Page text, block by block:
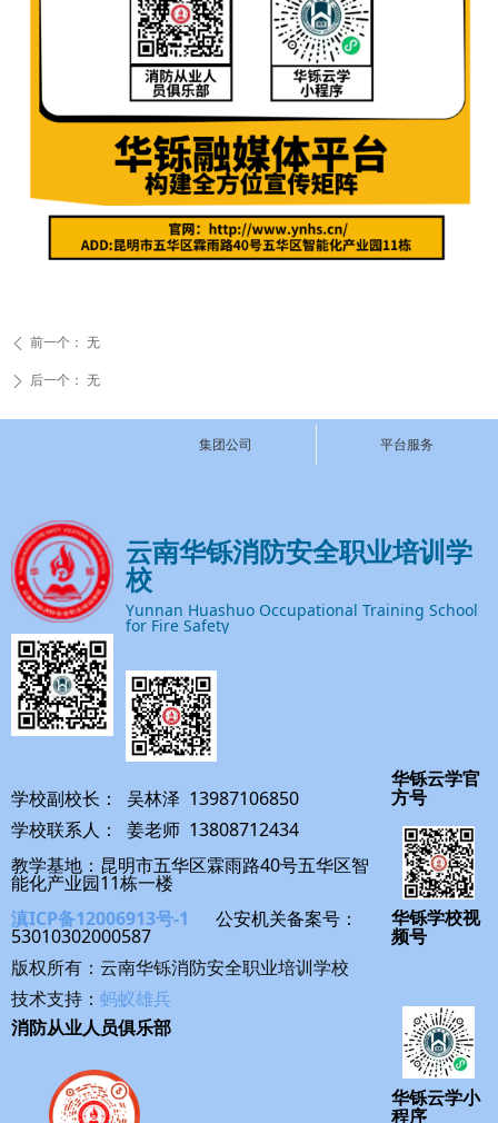
ꄴ 前一个： 无
ꄲ 后一个： 无
学校副校长： 吴林泽 13987106850
学校联系人： 姜老师 13808712434
教学基地：昆明市五华区霖雨路40号五华区智
能化产业园11栋一楼
滇ICP备12006913号-1 公安机关备案号：
53010302000587
版权所有：云南华铄消防安全职业培训学校
技术支持： 蚂蚁雄兵
集团公司 平台服务
消防从业人员俱乐部
华铄云学官
方号
华铄学校视
频号
华铄云学小
程序
云南华铄消防安全职业培训学
校
Yunnan Huashuo Occupational Training School
for Fire Safety